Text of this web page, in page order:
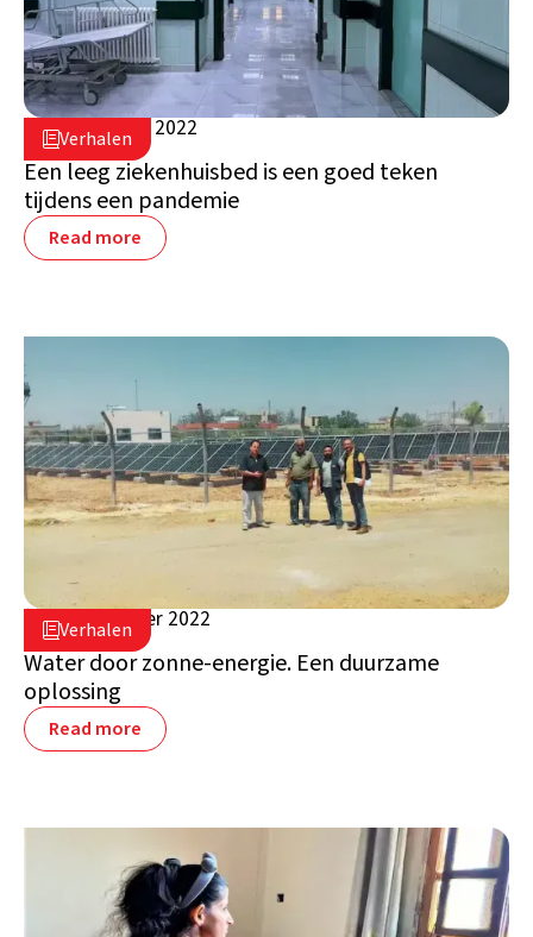
Verhalen
25 augustus 2022
Syrië
Een leeg ziekenhuisbed is een goed teken
tijdens een pandemie
Read more
Verhalen
18 september 2022
Syrië
Water door zonne-energie. Een duurzame
oplossing
Read more